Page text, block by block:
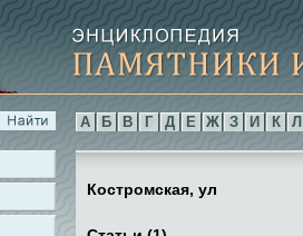
А Б В Г Д Е Ж З И К Л
Костромская, ул